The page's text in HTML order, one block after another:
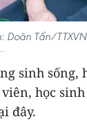
Doãn Tấn/
sinh sống,
học
đây.